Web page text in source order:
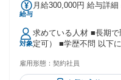
給与
月給300,000円 給与詳細 基本給
当金額：なし 全員に一
★インセンティブ制度あ
対象
求めている人材 ■長期
定可） ■学歴不問 以下
好き ＊人にオススメす
がしたい ＊子育て世代
雇用形態： 契約社員